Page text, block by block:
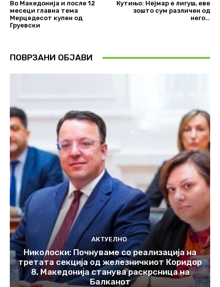
Во Македонија и после 12
месеци главна тема
Мерцедесот купен од
Груевски
Кутињо: Нејмар е лигуш, еве
зошто сум различен од
него…
ПОВРЗАНИ ОБЈАВИ
АКТУЕЛНО
Николоски: Почнуваме со реализација на
третата секција од железничкиот Коридор
8, Македонија станува раскрсница на
Балканот